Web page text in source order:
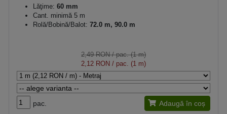
Lăţime: 60 mm
Cant. minimă 5 m
Rolă/Bobină/Balot: 72.0 m, 90.0 m
2,49 RON/ pac. (1 m)
2,12 RON / pac. (1 m)
pac. Adaugă în coș